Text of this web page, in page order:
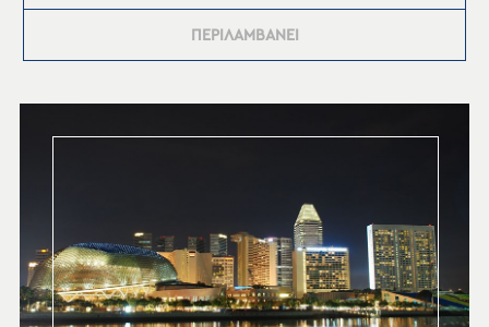
ΠΕΡΙΛΑΜΒΑΝΕΙ